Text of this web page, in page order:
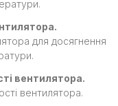
для досягнення
вентилятора.
вентилятора.